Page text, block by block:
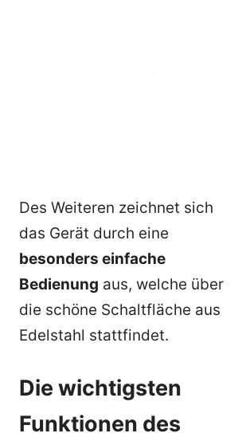
Des Weiteren zeichnet sich
das Gerät durch eine
besonders einfache
Bedienung aus, welche über
die schöne Schaltfläche aus
Edelstahl stattfindet.
Die wichtigsten
Funktionen des